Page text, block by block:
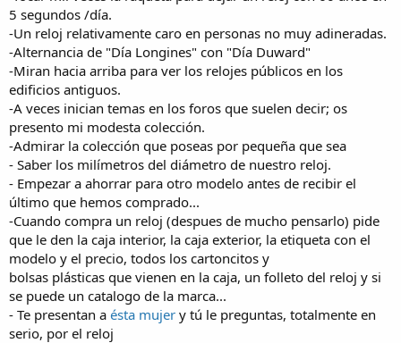
5 segundos /día.
-Un reloj relativamente caro en personas no muy adineradas.
-Alternancia de "Día Longines" con "Día Duward"
-Miran hacia arriba para ver los relojes públicos en los
edificios antiguos.
-A veces inician temas en los foros que suelen decir; os
presento mi modesta colección.
-Admirar la colección que poseas por pequeña que sea
- Saber los milímetros del diámetro de nuestro reloj.
- Empezar a ahorrar para otro modelo antes de recibir el
último que hemos comprado...
-Cuando compra un reloj (despues de mucho pensarlo) pide
que le den la caja interior, la caja exterior, la etiqueta con el
modelo y el precio, todos los cartoncitos y
bolsas plásticas que vienen en la caja, un folleto del reloj y si
se puede un catalogo de la marca...
- Te presentan a ésta mujer y tú le preguntas, totalmente en
serio, por el reloj